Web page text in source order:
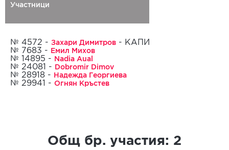
Участници
№ 4572 - Захари Димитров - КАПИТАН
№ 7683 - Емил Михов
№ 14895 - Nadia Aual
№ 24081 - Dobromir Dimov
№ 28918 - Надежда Георгиева
№ 29941 - Огнян Кръстев
Общ бр. участия: 2